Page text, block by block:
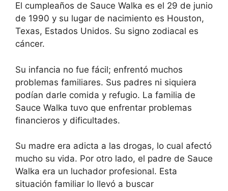
El cumpleaños de Sauce Walka es el 29 de junio
de 1990 y su lugar de nacimiento es Houston,
Texas, Estados Unidos. Su signo zodiacal es
cáncer.
Su infancia no fue fácil; enfrentó muchos
problemas familiares. Sus padres ni siquiera
podían darle comida y refugio. La familia de
Sauce Walka tuvo que enfrentar problemas
financieros y dificultades.
Su madre era adicta a las drogas, lo cual afectó
mucho su vida. Por otro lado, el padre de Sauce
Walka era un luchador profesional. Esta
situación familiar lo llevó a buscar